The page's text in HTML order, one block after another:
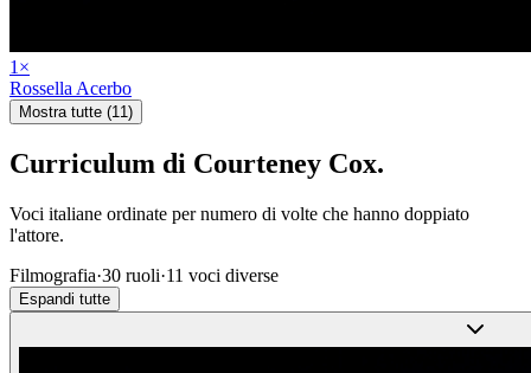
1 ×
Rossella Acerbo
Mostra tutte (11)
Curriculum di Courteney Cox.
Voci italiane ordinate per numero di volte che hanno doppiato
l'attore.
Filmografia·30 ruoli·11 voci diverse
Espandi tutte